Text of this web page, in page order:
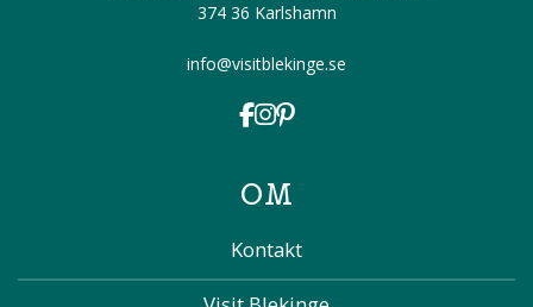
374 36 Karlshamn
info@visitblekinge.se
OM
Kontakt